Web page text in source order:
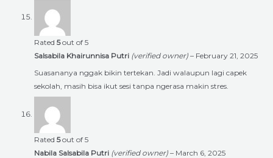
Rated 5out of 5
Salsabila Khairunnisa Putri (verified owner) – February 21, 2025
Suasananya nggak bikin tertekan. Jadi walaupun lagi capek
sekolah, masih bisa ikut sesi tanpa ngerasa makin stres.
Rated 5out of 5
Nabila Salsabila Putri (verified owner) – March 6, 2025